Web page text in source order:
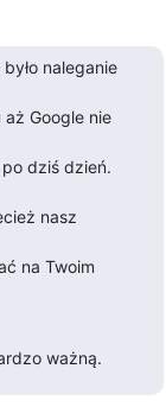
naleganie
aż Google nie
dziś dzień.
nasz
na Twoim
ważną.